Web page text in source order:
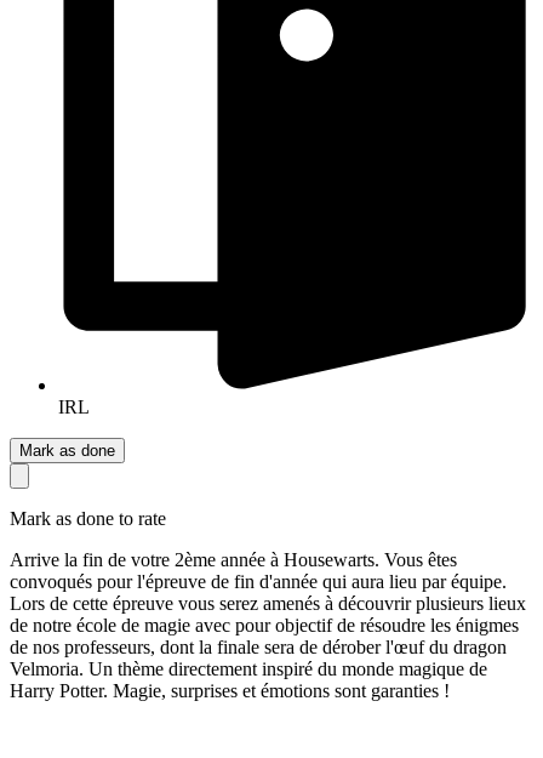
IRL
Mark as done
Mark as done to rate
Arrive la fin de votre 2ème année à Housewarts. Vous êtes
convoqués pour l'épreuve de fin d'année qui aura lieu par équipe.
Lors de cette épreuve vous serez amenés à découvrir plusieurs lieux
de notre école de magie avec pour objectif de résoudre les énigmes
de nos professeurs, dont la finale sera de dérober l'œuf du dragon
Velmoria. Un thème directement inspiré du monde magique de
Harry Potter. Magie, surprises et émotions sont garanties !